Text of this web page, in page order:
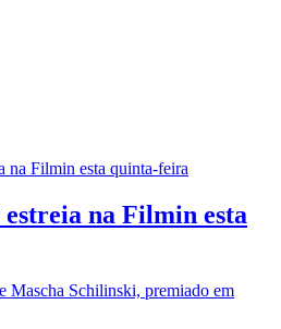
na Filmin esta
Mascha Schilinski, premiado em